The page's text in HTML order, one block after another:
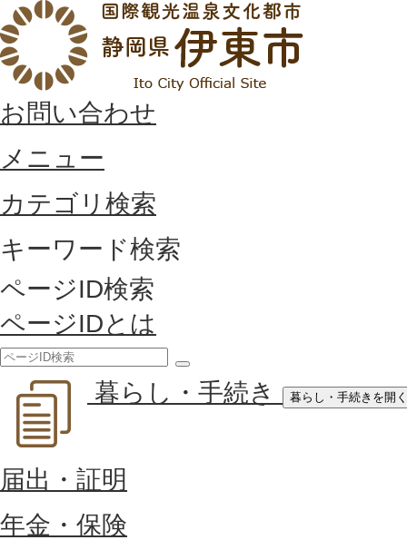
お問い合わせ
メニュー
カテゴリ検索
キーワード検索
ページID検索
ページIDとは
索
暮らし・手続き 暮らし・手続きを開く
届出・証明
年金・保険